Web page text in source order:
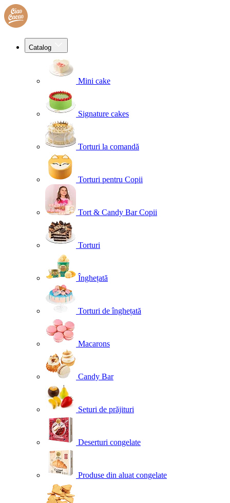
Catalog
Mini cake
Signature cakes
Torturi la comandă
Torturi pentru Copii
Tort & Candy Bar Copii
Torturi
Înghețată
Torturi de înghețată
Macarons
Candy Bar
Seturi de prăjituri
Deserturi congelate
Produse din aluat congelate